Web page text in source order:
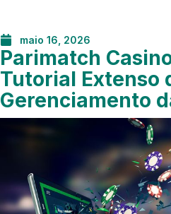
maio 16, 2026
Parimatch
Tutorial Extenso
Gerenciamento